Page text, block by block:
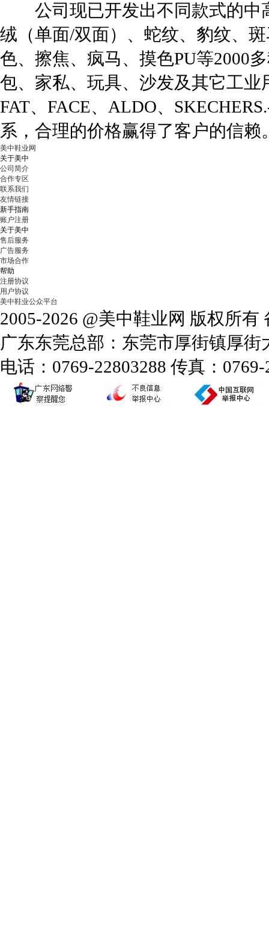
公司现已开发出不同款式的中
绒（单面/双面）、蛇纹、豹纹、
色、擦焦、疯马、摸色PU等2000
包、家私、玩具、沙发及其它工
FAT、FACE、ALDO、
系，合理的价格赢得了客户的信赖
美中鞋业网
关于美中
公司简介
合作专区
联系我们
友情链接
新手指南
账户注册
关于美中
售后服务
广告服务
市场合作
帮助
注册协议
用户协议
美中鞋业公众平台
2005-2026 @美中鞋业网 版权所有
广东东莞总部：东莞市厚街镇厚
电话：0769-22803288 传真：0769-